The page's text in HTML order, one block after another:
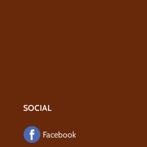
SOCIAL
Facebook